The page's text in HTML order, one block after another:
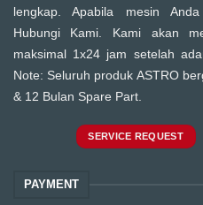
lengkap. Apabila mesin
Hubungi Kami. Kami akan
maksimal 1x24 jam setelah
Note: Seluruh produk ASTRO
& 12 Bulan Spare Part.
SERVICE REQUEST
PAYMENT